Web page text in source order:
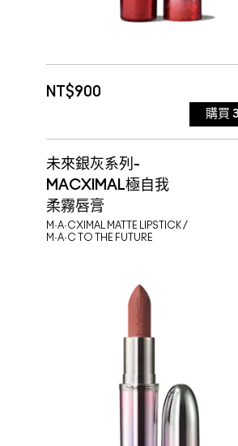
SIMULATION 核桃冰棒
NT$900
購買3
CAFE MOCHA 短效品 效
期:2027-05-27
FLESHPOT
STONE
未來銀灰系列-
MACXIMAL極自我
柔霧唇膏
M·A·CXIMAL MATTE LIPSTICK /
M·A·C TO THE FUTURE